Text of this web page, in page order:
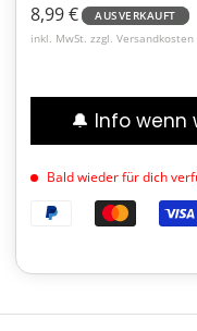
Angebotspreis
8,99 € AUSVERKAUFT
inkl. MwSt. zzgl. Versandkosten
🔔 Info
Bald wieder für dich